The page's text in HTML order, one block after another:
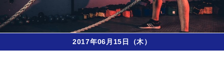
2017年06月15日（木）